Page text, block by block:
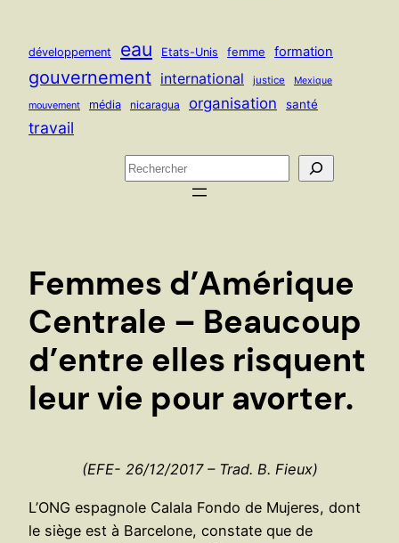
développement eau Etats-Unis femme formation
gouvernement international justice Mexique
mouvement média nicaragua organisation santé
travail
R
r
h
e
r
Femmes d’Amérique
Centrale – Beaucoup
d’entre elles risquent
leur vie pour avorter.
(EFE- 26/12/2017 – Trad. B. Fieux)
L’ONG espagnole Calala Fondo de Mujeres, dont
le siège est à Barcelone, constate que de